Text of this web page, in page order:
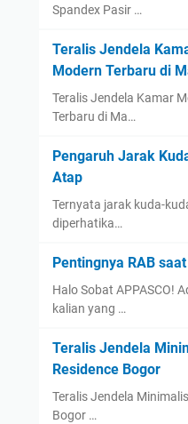
Spandex Pasir …
Teralis Jendela
Modern Terbaru di
Teralis Jendela Kamar
Terbaru di Ma…
Pengaruh Jarak
Atap
Ternyata jarak kuda-
diperhatika…
Pentingnya RAB
Halo Sobat APPASCO!
kalian yang …
Teralis Jendela
Residence Bogor
Teralis Jendela
Bogor …